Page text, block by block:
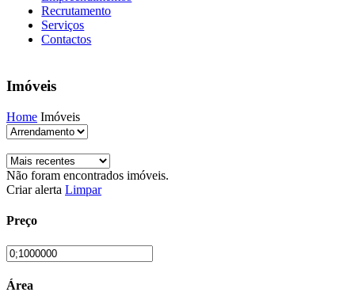
Recrutamento
Serviços
Contactos
Imóveis
Home Imóveis
Não foram encontrados imóveis.
Criar alerta Limpar
Preço
Área